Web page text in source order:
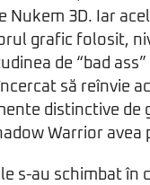
Nukem 3D. Iar
grafic folosit,
de “bad
să reînvie
distinctive de
Warrior
s-au schimbat în